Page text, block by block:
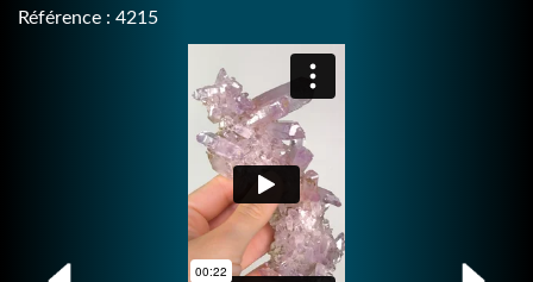
Référence : 4215